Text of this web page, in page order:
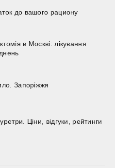
до вашого рациону
в Москві: лікування
Запоріжжя
Ціни, відгуки, рейтинги